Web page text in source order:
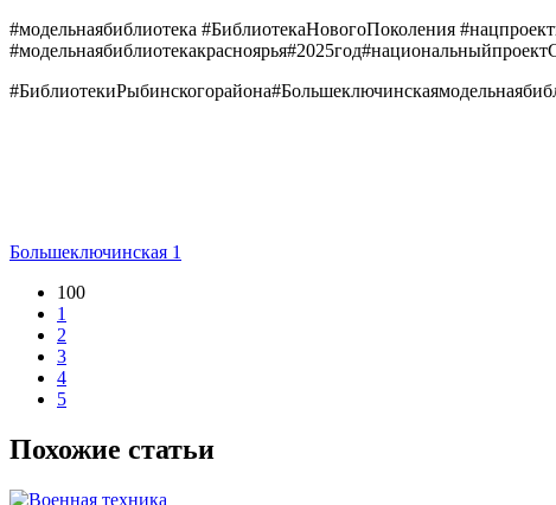
#модельнаябиблиотека #БиблиотекаНовогоПоколения
Большеключинская 1
100
1
2
3
4
5
Похожие статьи